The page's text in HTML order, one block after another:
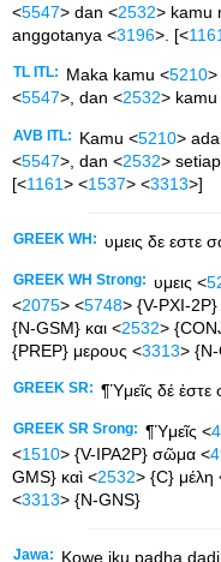
<5547> dan <2532> kamu
anggotanya <3196>. [<1161
TL ITL: Maka kamu <5210>
<5547>, dan <2532>
AVB ITL: Kamu <5210>
<5547>, dan <2532>
[<1161> <1537> <3313>]
GREEK WH: υμεις δε εστε
GREEK WH Strong: υμεις <
<2075> <5748> {V-PXI-
{N-GSM} και <2532>
{PREP} μερους <3313>
GREEK SR: ¶Ὑμεῖς δέ ἐστε
GREEK SR Srong: ¶Ὑμεῖς <
<1510> {V-IPA2P} σῶμα <
GMS} καὶ <2532> {C} μέλη
<3313> {N-GNS}
Jawa: Kowe iku padha